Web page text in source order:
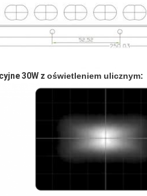
30W z oświetleniem ulicznym: